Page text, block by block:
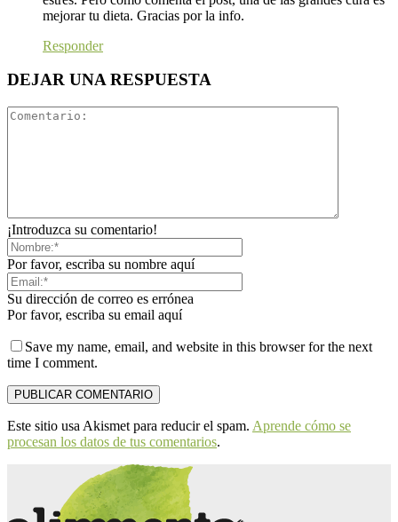
mejorar tu dieta. Gracias por la info.
Responder
DEJAR UNA RESPUESTA
¡Introduzca su comentario!
Por favor, escriba su nombre aquí
Su dirección de correo es errónea
Por favor, escriba su email aquí
Save my name, email, and website in this browser for the next
time I comment.
Este sitio usa Akismet para reducir el spam. Aprende cómo se
procesan los datos de tus comentarios.